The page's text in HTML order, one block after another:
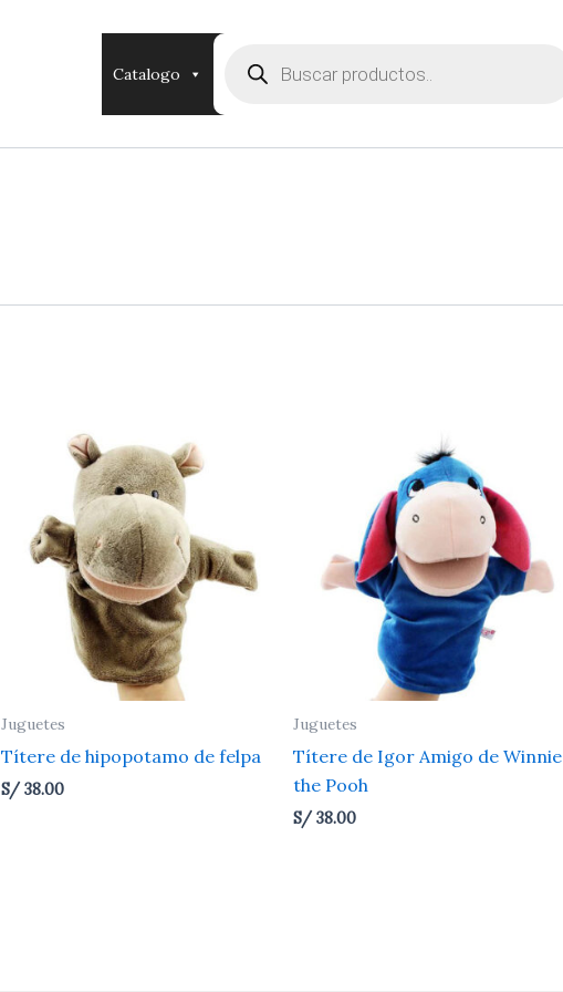
Catalogo
productos
Juguetes
Títere de hipopotamo de felpa
S/38.00
Juguetes
Títere de Igor Amigo de Winnie
the Pooh
S/38.00